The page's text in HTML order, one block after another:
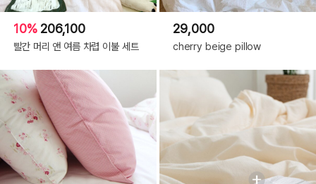
10% 206,100
빨간 머리 앤 여름 차렵 이불 세트
29,000
cherry beige pillow